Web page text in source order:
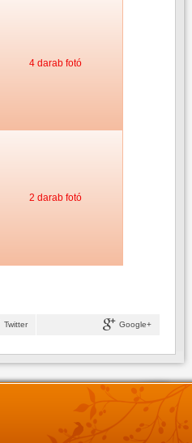
4 darab fotó
2 darab fotó
Twitter Google+